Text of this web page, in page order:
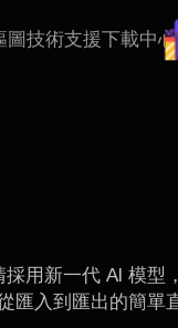
圖技術支援下載中心
採用新一代 AI 模型
匯入到匯出的簡單